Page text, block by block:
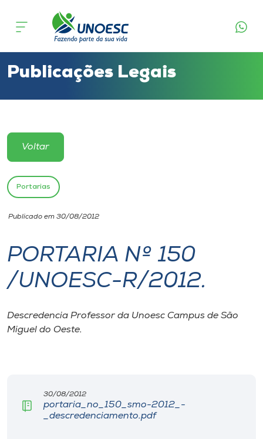
Cursos
Atendimento ao Estudante
Portal de Ensino
Unoesc
Internacionalização
I.nova
Diplomados
Publicações Legais
Voltar
Portarias
Publicado em 30/08/2012
PORTARIA Nº 150
/UNOESC-R/2012.
Descredencia Professor da Unoesc Campus de São
Miguel do Oeste.
30/08/2012
portaria_no_150_smo-2012_-
_descredenciamento.pdf